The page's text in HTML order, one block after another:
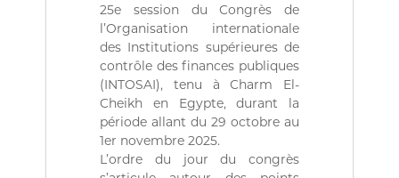
س
ا
ل
م
ح
ـ
ا
س
e
d
e
f
a
n
25e session du Congrès de
l’Organisation internationale
des Institutions supérieures de
contrôle des finances publiques
(INTOSAI), tenu à Charm El-
Cheikh en Egypte, durant la
période allant du 29 octobre au
1er novembre 2025.
L’ordre du jour du congrès